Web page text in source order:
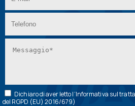
Dichiaro di aver letto l’Informativa sul
del RGPD (EU) 2016/679)